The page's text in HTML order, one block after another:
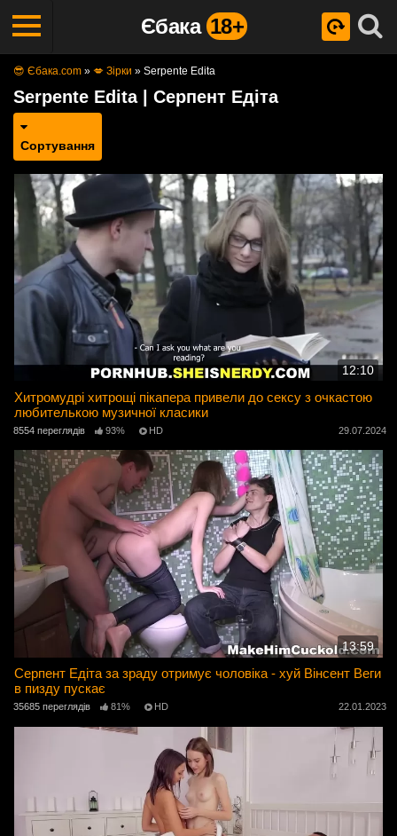
Єбака 18+
😎 Єбака.com » 💋 Зірки » Serpente Edita
Serpente Edita | Серпент Едіта
Сортування
12:10
Хитромудрі хитрощі пікапера привели до сексу з очкастою
любителькою музичної класики
8554 переглядів 93% HD 29.07.2024
13:59
Серпент Едіта за зраду отримує чоловіка - хуй Вінсент Веги
в пизду пускає
35685 переглядів 81% HD 22.01.2023